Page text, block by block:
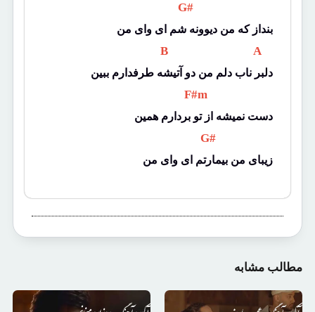
G#
بنداز که من دیوونه شم ای وای من
B A
دلبر ناب دلم من دو آتیشه طرفدارم ببین
F#m
دست نمیشه از تو بردارم همین
G#
زیبای من بیمارتم ای وای من
مطالب مشابه